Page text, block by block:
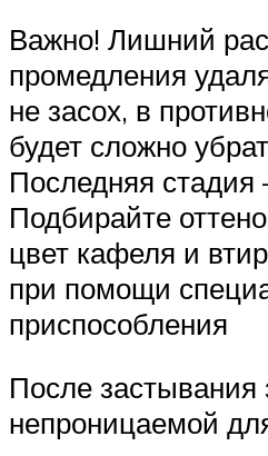
Важно! Лишний
промедления
не засох, в
будет сложно
Последняя стадия
Подбирайте
цвет кафеля и
при помощи
приспособления
После застывания
непроницаемой